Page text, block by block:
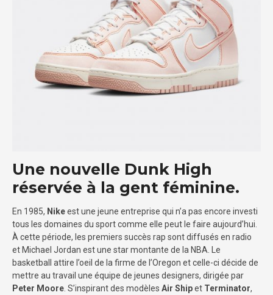
Une nouvelle Dunk High
réservée à la gent féminine.
En 1985, Nikeest une jeune entreprise qui n’a pas encore investi
tous les domaines du sport comme elle peut le faire aujourd’hui.
À cette période, les premiers succès rap sont diffusés en radio
et Michael Jordan est une star montante de la NBA. Le
basketball attire l’oeil de la firme de l’Oregon et celle-ci décide de
mettre au travail une équipe de jeunes designers, dirigée par
Peter Moore . S’inspirant des modèles Air Shipet Terminator,